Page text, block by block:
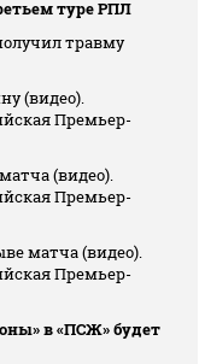
туре РПЛ
травму
(видео).
Премьер-
(видео).
Премьер-
матча (видео).
Премьер-
в «ПСЖ» будет